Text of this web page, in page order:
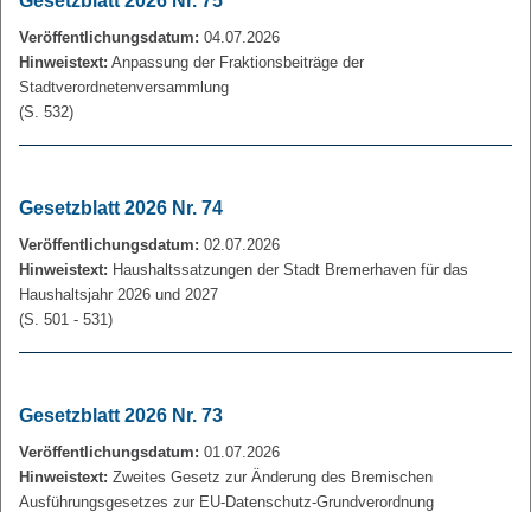
Veröffentlichungsdatum: 04.07.2026
Hinweistext: Anpassung der Fraktionsbeiträge der
Stadtverordnetenversammlung
(S. 532)
Gesetzblatt 2026 Nr. 74
Veröffentlichungsdatum: 02.07.2026
Hinweistext: Haushaltssatzungen der Stadt Bremerhaven für das
Haushaltsjahr 2026 und 2027
(S. 501 - 531)
Gesetzblatt 2026 Nr. 73
Veröffentlichungsdatum: 01.07.2026
Hinweistext: Zweites Gesetz zur Änderung des Bremischen
Ausführungsgesetzes zur EU-Datenschutz-Grundverordnung